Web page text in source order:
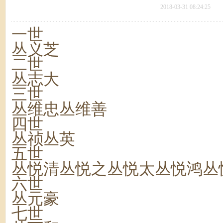
2018-03-31 08:24:25
一世
丛义芝
二世
丛志大
三世
丛维忠丛维善
四世
丛祯丛英
五世
丛悦清丛悦之丛悦太丛悦鸿
六世
丛元豪
七世